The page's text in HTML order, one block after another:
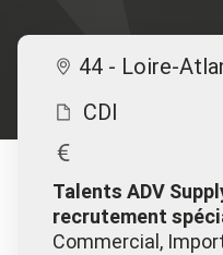
44 - Loire-
CDI
Talents ADV
recrutement
Commercial,